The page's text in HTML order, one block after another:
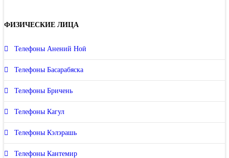
ФИЗИЧЕСКИЕ ЛИЦА
Телефоны Анений Ноӣ
Телефоны Басарабяска
Телефоны Бричень
Телефоны Кагул
Телефоны Кэлэрашь
Телефоны Кантемир